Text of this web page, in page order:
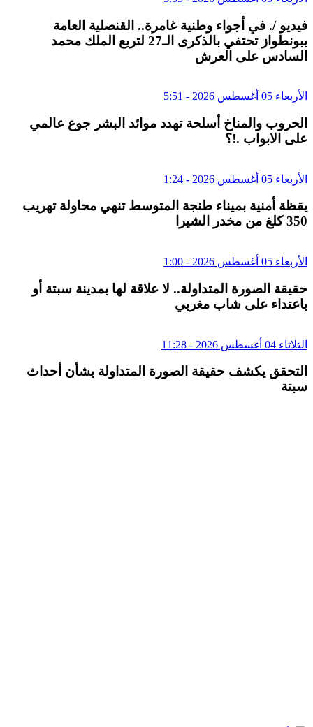
فيديو /. في أجواء وطنية غامرة.. القنصلية العامة
ببونطواز تحتفي بالذكرى الـ27 لتربع الملك محمد
السادس على العرش
الأربعاء 05 أغسطس 2026 - 5:51
الحروب والمناخ أسلحة تهدد موائد البشر جوع عالمي
على الابواب .!؟
الأربعاء 05 أغسطس 2026 - 1:24
يقظة أمنية بميناء طنجة المتوسط تنهي محاولة تهريب
350 كلغ من مخدر الشيرا
الأربعاء 05 أغسطس 2026 - 1:00
حقيقة الصورة المتداولة.. لا علاقة لها بمدينة سبتة أو
باعتداء على شاب مغربي
الثلاثاء 04 أغسطس 2026 - 11:28
التحقق يكشف حقيقة الصورة المتداولة بشأن أحداث
سبتة